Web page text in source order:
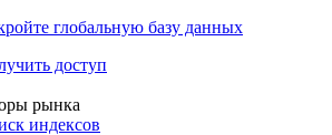
глобальную базу данных
доступ
рынка
индексов